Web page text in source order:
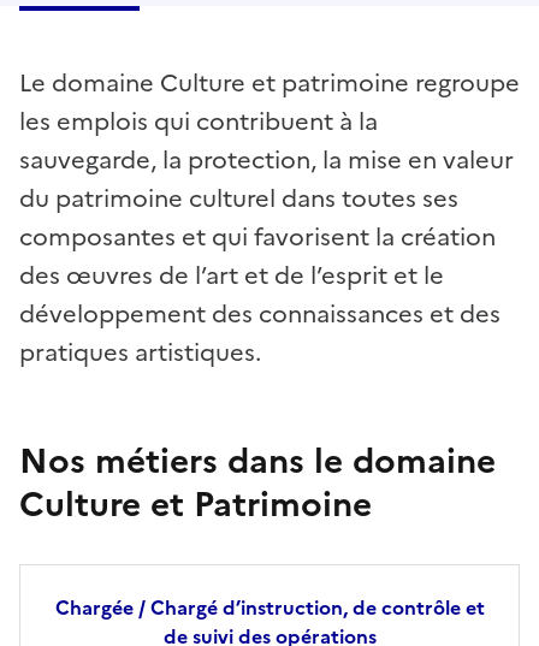
Le domaine Culture et patrimoine regroupe
les emplois qui contribuent à la
sauvegarde, la protection, la mise en valeur
du patrimoine culturel dans toutes ses
composantes et qui favorisent la création
des œuvres de l’art et de l’esprit et le
développement des connaissances et des
pratiques artistiques.
Nos métiers dans le domaine
Culture et Patrimoine
Chargée / Chargé d’instruction, de contrôle et
de suivi des opérations